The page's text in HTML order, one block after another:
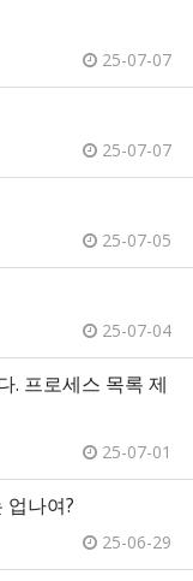
25-07-07
25-07-07
25-07-05
25-07-04
. 프로세스 목록 제
25-07-01
업나여?
25-06-29